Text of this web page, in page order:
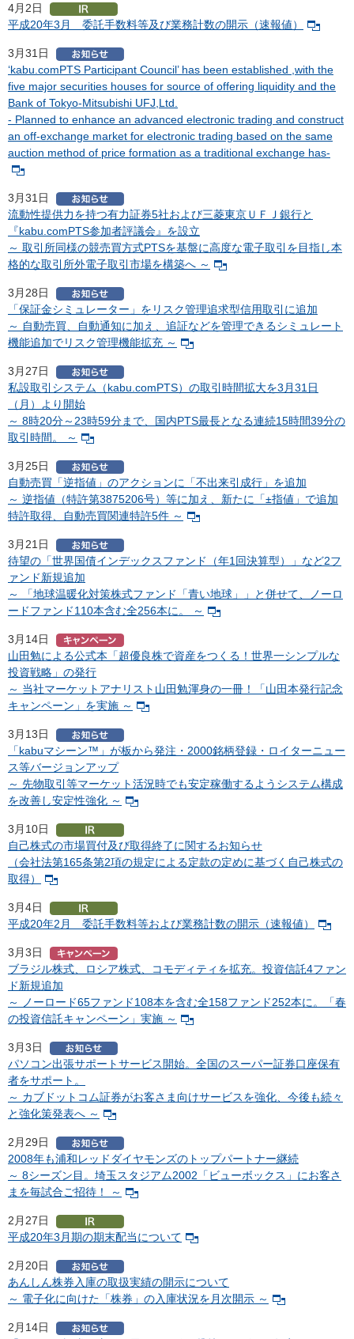
4月2日
平成20年3月 委託手数料等及び業務計数の開示（速報値）
3月31日
‘kabu.comPTS Participant Council’ has been established ,with the
five major securities houses for source of offering liquidity and the
Bank of Tokyo-Mitsubishi UFJ,Ltd.
- Planned to enhance an advanced electronic trading and construct
an off-exchange market for electronic trading based on the same
auction method of price formation as a traditional exchange has-
3月31日
流動性提供力を持つ有力証券5社および三菱東京ＵＦＪ銀行と
『kabu.comPTS参加者評議会』を設立
～ 取引所同様の競売買方式PTSを基盤に高度な電子取引を目指し本
格的な取引所外電子取引市場を構築へ ～
3月28日
「保証金シミュレーター」をリスク管理追求型信用取引に追加
～ 自動売買、自動通知に加え、追証などを管理できるシミュレート
機能追加でリスク管理機能拡充 ～
3月27日
私設取引システム（kabu.comPTS）の取引時間拡大を3月31日
（月）より開始
～ 8時20分～23時59分まで、国内PTS最長となる連続15時間39分の
取引時間。 ～
3月25日
自動売買「逆指値」のアクションに「不出来引成行」を追加
～ 逆指値（特許第3875206号）等に加え、新たに「±指値」で追加
特許取得、自動売買関連特許5件 ～
3月21日
待望の「世界国債インデックスファンド（年1回決算型）」など2フ
ァンド新規追加
～ 「地球温暖化対策株式ファンド「青い地球」」と併せて、ノーロ
ードファンド110本含む全256本に。 ～
3月14日
山田勉による公式本「超優良株で資産をつくる！世界一シンプルな
投資戦略」の発行
～ 当社マーケットアナリスト山田勉渾身の一冊！「山田本発行記念
キャンペーン」を実施 ～
3月13日
「kabuマシーン™」が板から発注・2000銘柄登録・ロイターニュー
ス等バージョンアップ
～ 先物取引等マーケット活況時でも安定稼働するようシステム構成
を改善し安定性強化 ～
3月10日
自己株式の市場買付及び取得終了に関するお知らせ
（会社法第165条第2項の規定による定款の定めに基づく自己株式の
取得）
3月4日
平成20年2月 委託手数料等および業務計数の開示（速報値）
3月3日
ブラジル株式、ロシア株式、コモディティを拡充。投資信託4ファン
ド新規追加
～ ノーロード65ファンド108本を含む全158ファンド252本に。「春
の投資信託キャンペーン」実施 ～
3月3日
パソコン出張サポートサービス開始。全国のスーパー証券口座保有
者をサポート。
～ カブドットコム証券がお客さま向けサービスを強化、今後も続々
と強化策発表へ ～
2月29日
2008年も浦和レッドダイヤモンズのトップパートナー継続
～ 8シーズン目。埼玉スタジアム2002「ビューボックス」にお客さ
まを毎試合ご招待！ ～
2月27日
平成20年3月期の期末配当について
2月20日
あんしん株券入庫の取扱実績の開示について
～ 電子化に向けた「株券」の入庫状況を月次開示 ～
2月14日